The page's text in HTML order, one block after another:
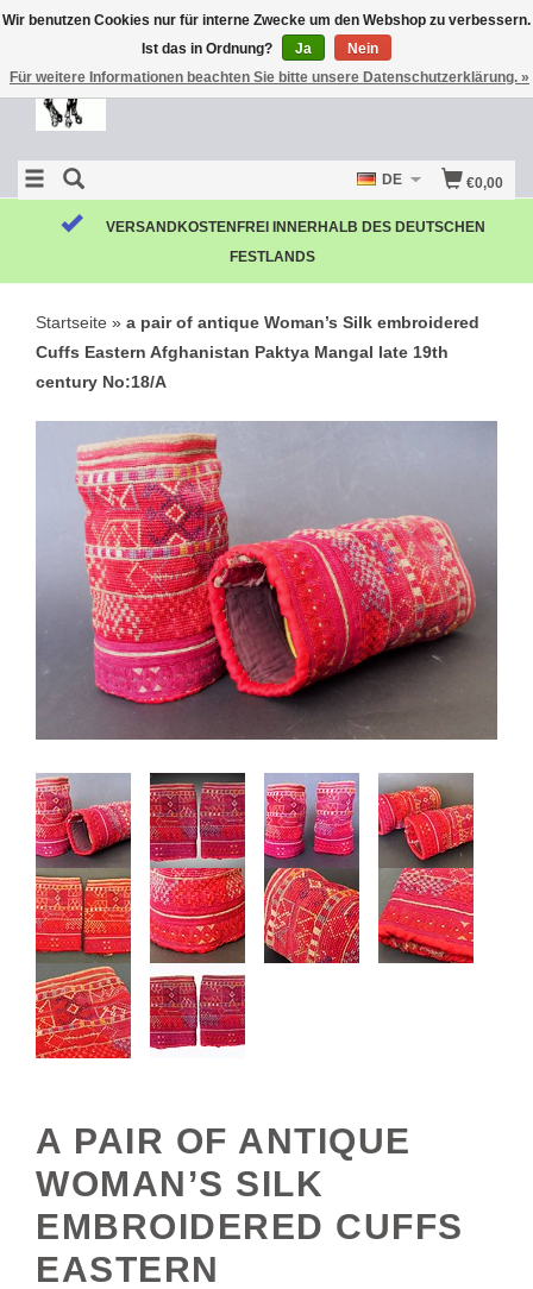
€0,00
DE
Cuffs Eastern Afghanistan Paktya Mangal late 19th
century No:18/A
WOMAN’S SILK
EMBROIDERED CUFFS
EASTERN
Wir benutzen Cookies nur für interne Zwecke um den Webshop zu verbessern.
Ist das in Ordnung?
Ja
Nein
Für weitere Informationen beachten Sie bitte unsere Datenschutzerklärung. »